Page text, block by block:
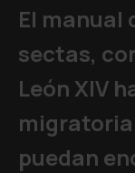
El manual
sectas,
León XIV
migratoria
puedan